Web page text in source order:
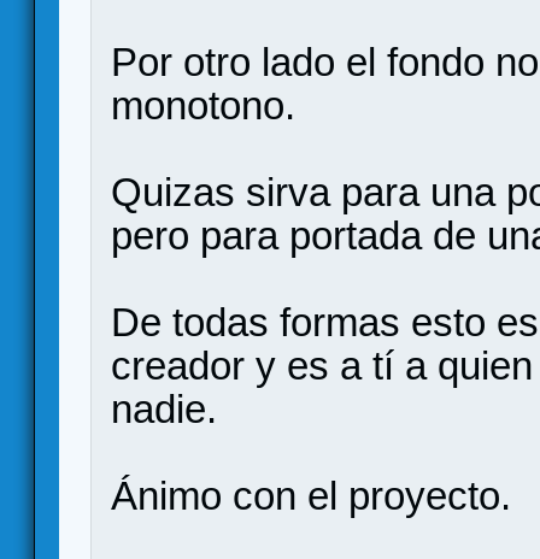
Por otro lado el fondo
monotono.
Quizas sirva para una
pero para portada de
De todas formas esto
creador y es a tí a
nadie.
Ánimo con el proyecto.